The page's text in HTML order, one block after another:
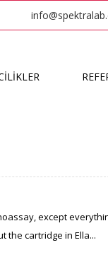
except
the cartridge in Ella...